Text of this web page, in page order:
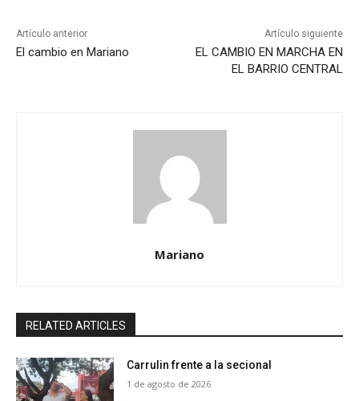
Artículo anterior
El cambio en Mariano
Artículo siguiente
EL CAMBIO EN MARCHA EN
EL BARRIO CENTRAL
Mariano
RELATED ARTICLES
Carrulin frente a la secional
1 de agosto de 2026